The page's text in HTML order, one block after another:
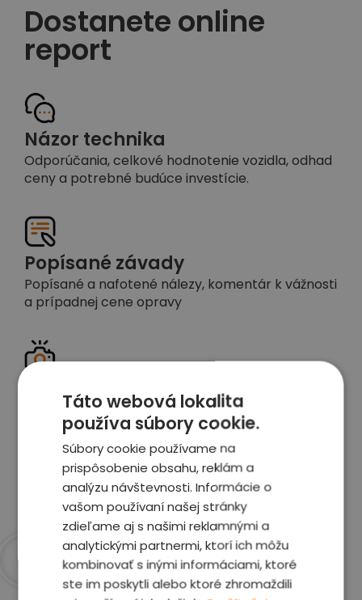
Dostanete online
report
Názor technika
Odporúčania, celkové hodnotenie vozidla, odhad
ceny a potrebné budúce investície.
Popísané závady
Popísané a nafotené nálezy, komentár k vážnosti
a prípadnej cene opravy
Celé auto z exteriéru aj interiéru nafotíme
vrátane závad a poškodení
Zobraziť report
Táto webová lokalita
používa súbory cookie.
Súbory cookie používame na
prispôsobenie obsahu, reklám a
analýzu návštevnosti. Informácie o
vašom používaní našej stránky
zdieľame aj s našimi reklamnými a
analytickými partnermi, ktorí ich môžu
kombinovať s inými informáciami, ktoré
ste im poskytli alebo ktoré zhromaždili